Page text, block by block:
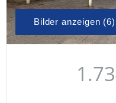
Bilder anzeigen (6)